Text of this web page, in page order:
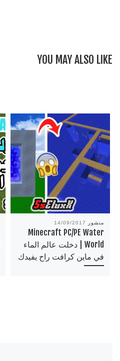
YOU MAY ALSO LIKE
منشور 14/09/2017
Minecraft PC/PE Water
World | دخلت عالم الماء
في ماين كرافت راح يفيدك